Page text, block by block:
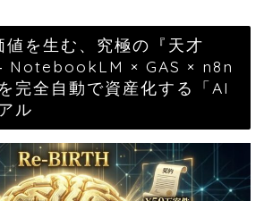
値を生む、究極の『天才
NotebookLM × GAS × n8n
完全自動で資産化する「AI
ル